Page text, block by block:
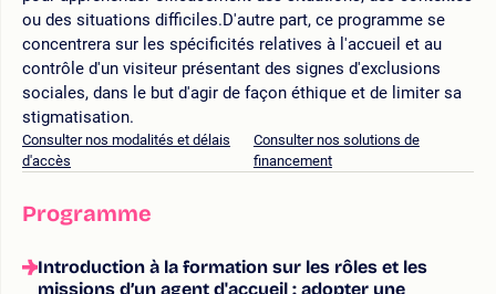
ou des situations difficiles.D'autre part, ce programme se
concentrera sur les spécificités relatives à l'accueil et au
contrôle d'un visiteur présentant des signes d'exclusions
sociales, dans le but d'agir de façon éthique et de limiter sa
stigmatisation.
Consulter nos modalités et délais
d'accès
Consulter nos solutions de
financement
Programme
Introduction à la formation sur les rôles et les
missions d’un agent d'accueil : adopter une